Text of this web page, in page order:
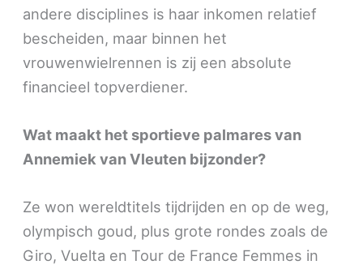
andere disciplines is haar inkomen relatief
bescheiden, maar binnen het
vrouwenwielrennen is zij een absolute
financieel topverdiener.
Wat maakt het sportieve palmares van
Annemiek van Vleuten bijzonder?
Ze won wereldtitels tijdrijden en op de weg,
olympisch goud, plus grote rondes zoals de
Giro, Vuelta en Tour de France Femmes in